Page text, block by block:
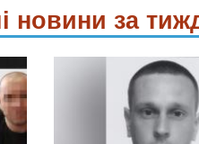
новини за